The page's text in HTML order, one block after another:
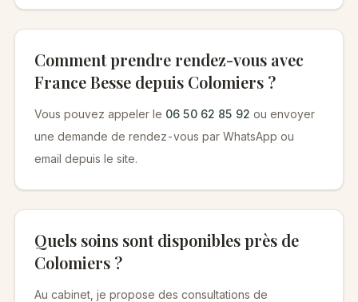
Comment prendre rendez-vous avec
France Besse depuis Colomiers ?
Vous pouvez appeler le 06 50 62 85 92 ou envoyer
une demande de rendez-vous par WhatsApp ou
email depuis le site.
Quels soins sont disponibles près de
Colomiers ?
Au cabinet, je propose des consultations de